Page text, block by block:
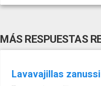
MÁS RESPUESTAS
Lavavajillas